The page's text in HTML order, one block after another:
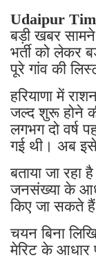
Udaipur
बड़ी खबर सामने
भर्ती को लेकर
पूरे गांव की
हरियाणा में
जल्द शुरू होने
लगभग दो वर्ष
गई थी। अब इसे
बताया जा रहा
जनसंख्या के
किए जा सकते
चयन बिना
मेरिट के आधार